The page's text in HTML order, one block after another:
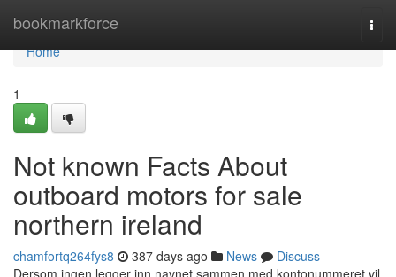
bookmarkforce
Home
Home
1
Not known Facts About
outboard motors for sale
northern ireland
chamfortq264fys8 387 days ago News
Discuss
Dersom ingen legger inn navnet sammen med kontonummeret vil